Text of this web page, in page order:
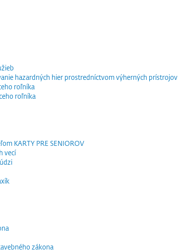
hazardných hier prostredníctvom výherných prístrojov
roľníka
roľníka
KARTY PRE SENIOROV
vecí
zákona